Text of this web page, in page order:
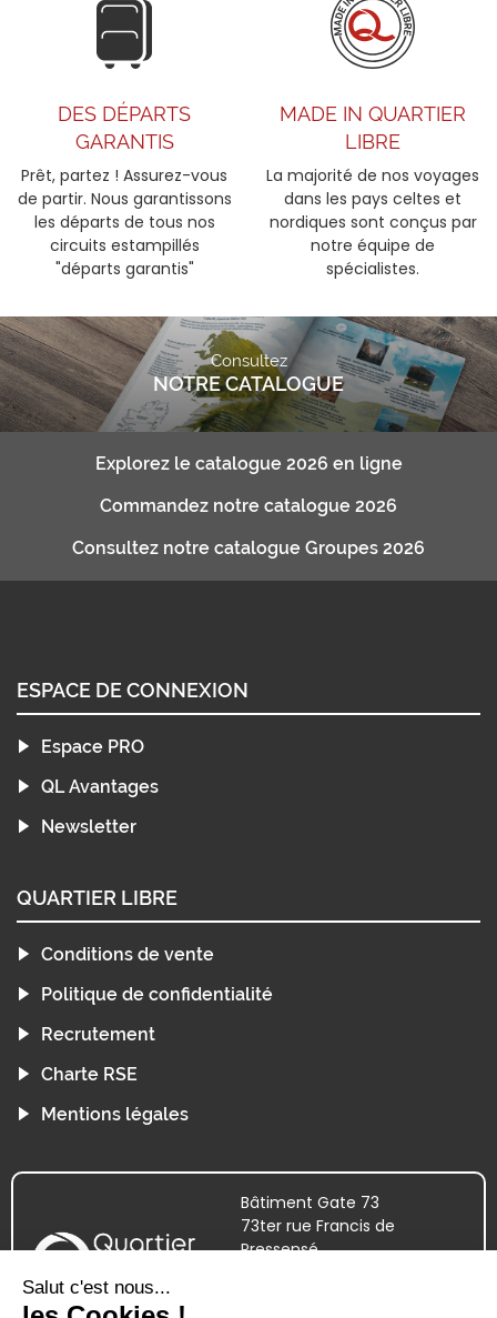
DES DÉPARTS
GARANTIS
Prêt, partez ! Assurez-vous
de partir. Nous garantissons
les départs de tous nos
circuits estampillés
"départs garantis"
MADE IN QUARTIER
LIBRE
La majorité de nos voyages
dans les pays celtes et
nordiques sont conçus par
notre équipe de
spécialistes.
Consultez
NOTRE CATALOGUE
Explorez le catalogue 2026 en ligne
Commandez notre catalogue 2026
Consultez notre catalogue Groupes 2026
ESPACE DE CONNEXION
Espace PRO
QL Avantages
Newsletter
QUARTIER LIBRE
Conditions de vente
Politique de confidentialité
Recrutement
Charte RSE
Mentions légales
Bâtiment Gate 73
73ter rue Francis de
Pressensé